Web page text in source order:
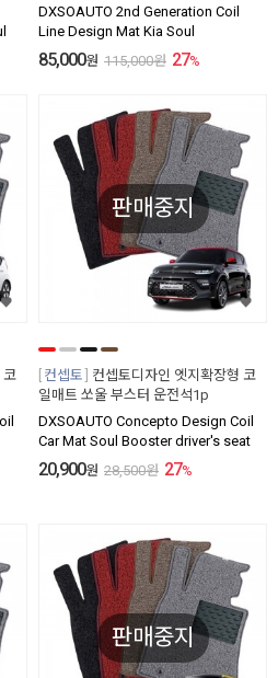
DXSOAUTO 2nd Generation Coil
Line Design Mat Kia Soul
85,000원 115,000원 27%
코
판매중지
컨셉토
컨셉토디자인 엣지확장형 코
일매트 쏘울 부스터 운전석1p
DXSOAUTO Concepto Design Coil
Car Mat Soul Booster driver's seat
20,900원 28,500원 27%
판매중지